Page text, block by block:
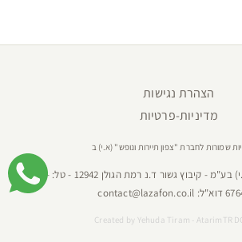
הצהרת נגישות
מדיניות-פרטיות
שמורות לחברת "צפון תיירות ונופש" (א.י) ב
- קיבוץ גשור ד.נ רמת הגולן 12942 - טל:
04-
דוא"ל: contact@lazafon.co.il
Created by Yehuda Tiram - AtarimTR